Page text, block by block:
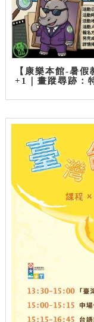
【康樂本館-暑
+1｜畫蹤尋跡：